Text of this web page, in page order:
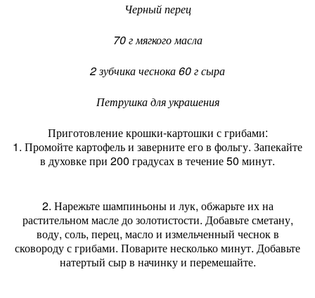
Черный перец
70 г мягкого масла
2 зубчика чеснока 60 г сыра
Петрушка для украшения
Приготовление крошки-картошки с грибами:
1. Промойте картофель и заверните его в фольгу. Запекайте
в духовке при 200 градусах в течение 50 минут.
2. Нарежьте шампиньоны и лук, обжарьте их на
растительном масле до золотистости. Добавьте сметану,
воду, соль, перец, масло и измельченный чеснок в
сковороду с грибами. Поварите несколько минут. Добавьте
натертый сыр в начинку и перемешайте.